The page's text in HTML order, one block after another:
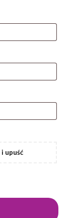
upuść